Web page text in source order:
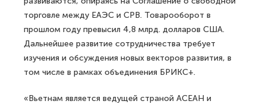
торговле между ЕАЭС и СРВ. Товарооборот в
прошлом году превысил 4,8 млрд. долларов США.
Дальнейшее развитие сотрудничества требует
изучения и обсуждения новых векторов развития, в
том числе в рамках объединения БРИКС+.
«Вьетнам является ведущей страной АСЕАН и